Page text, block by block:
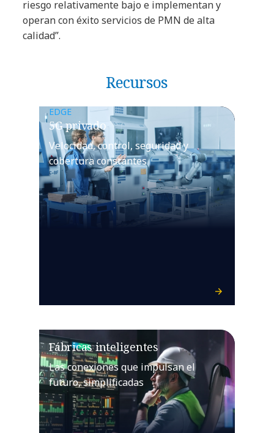
riesgo relativamente bajo e implementan y
operan con éxito servicios de PMN de alta
calidad”.
Recursos
EDGE
5G privado
Velocidad, control, seguridad y
cobertura constantes
Fábricas inteligentes
Las conexiones que impulsan el
futuro, simplificadas